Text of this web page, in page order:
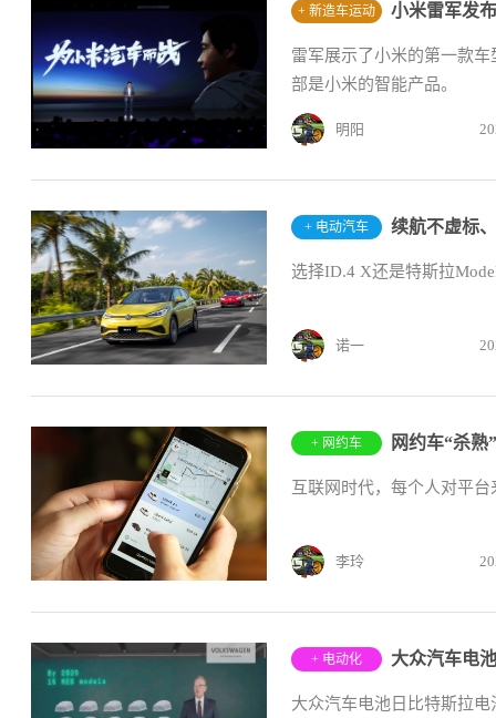
+ 新造车运动 小米雷军发
雷军展示了小米的第一款
部是小米的智能产品。
明阳
+ 电动汽车
选择ID.4 X还是特斯拉
诺一
+ 网约车 网约车“杀熟
互联网时代，每个人对平
李玲
+ 电动化 大众汽车电
大众汽车电池日比特斯拉